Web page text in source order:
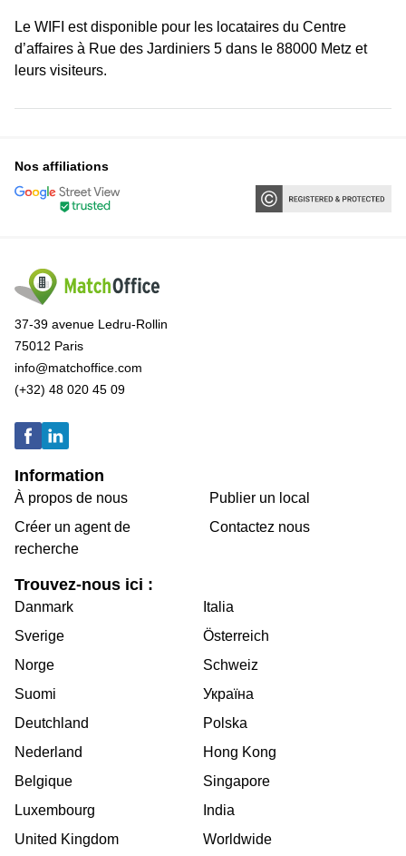
Le WIFI est disponible pour les locataires du Centre
d’affaires à Rue des Jardiniers 5 dans le 88000 Metz et
leurs visiteurs.
Nos affiliations
37-39 avenue Ledru-Rollin
75012 Paris
info@matchoffice.com
(+32) 48 020 45 09
Information
À propos de nous
Créer un agent de
recherche
Publier un local
Contactez nous
Trouvez-nous ici :
Danmark
Sverige
Norge
Suomi
Deutchland
Nederland
Belgique
Luxembourg
United Kingdom
Italia
Österreich
Schweiz
Україна
Polska
Hong Kong
Singapore
India
Worldwide